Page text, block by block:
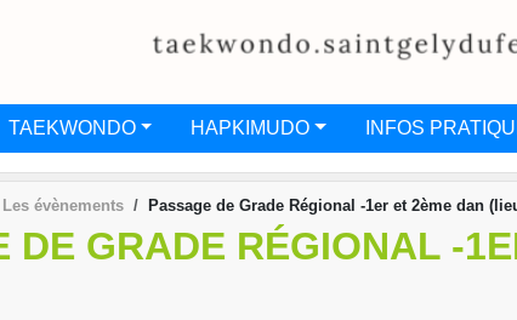
TAEKWONDO HAPKIMUDO INFOS
Les évènements Passage de Grade Régional -1er et 2ème dan
DE GRADE RÉGIONAL -